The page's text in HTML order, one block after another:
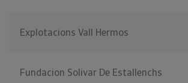
Explotacions Vall Hermos
Fundacion Solivar De Estallenchs